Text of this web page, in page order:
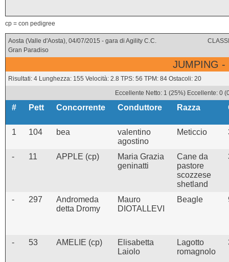
cp = con pedigree
Aosta (Valle d'Aosta), 04/07/2015 - gara di Agility C.C.
Gran Paradiso
JUMPING -
Risultati: 4 Lunghezza: 155 Velocità: 2.8 TPS: 56 TPM: 84 Ostacoli: 20
Eccellente Netto: 1 (25%) Eccellente: 0
# Pett Concorrente Conduttore Razza
1 104 bea
valentino
agostino
Meticcio
- 11 APPLE (cp)
Maria Grazia
geninatti
Cane da
pastore
scozzese
shetland
- 297
Andromeda
detta Dromy
Mauro
DIOTALLEVI
Beagle
- 53 AMELIE (cp)
Elisabetta
Laiolo
Lagotto
romagnolo